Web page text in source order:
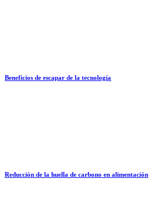
Beneficios de escapar de la tecnología
Reducción de la huella de carbono en alimentación